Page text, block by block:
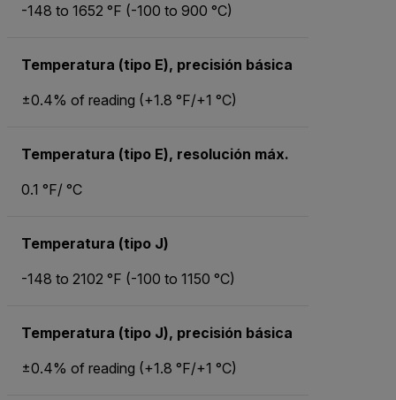
-148 to 1652 °F (-100 to 900 °C)
Temperatura (tipo E), precisión básica
±0.4% of reading (+1.8 °F/+1 °C)
Temperatura (tipo E), resolución máx.
0.1 °F/ °C
Temperatura (tipo J)
-148 to 2102 °F (-100 to 1150 °C)
Temperatura (tipo J), precisión básica
±0.4% of reading (+1.8 °F/+1 °C)